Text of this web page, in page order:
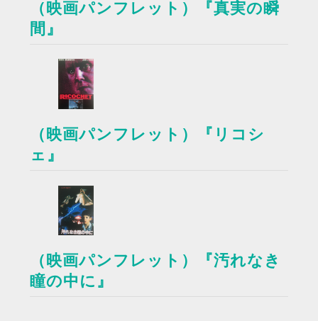
（映画パンフレット）『真実の瞬
間』
（映画パンフレット）『リコシ
ェ』
（映画パンフレット）『汚れなき
瞳の中に』